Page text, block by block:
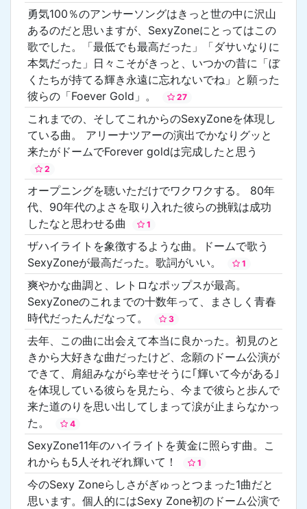
勇気100％のアンサーソングはきっと世の中に沢山
あるのだと思いますが、SexyZoneにとってはこの
歌でした。「最低でも最高だった」「ダサいなりに
本気だった」日々こそがきっと、いつかの昔に「ぼ
くたちが持てる輝き永遠に忘れないでね」と願った
彼らの「Foever Gold」。
27
これまでの、そしてこれからのSexyZoneを体現し
ている曲。 アリーナツアーの演出でかなりグッと
来たがドームでForever goldは完成したと思う
2
オープニングを聴いただけでワクワクする。 80年
代、90年代のよさを取り入れた彼らの挑戦は成功
したなと思わせる曲
1
ザハイライトを象徴するような曲。ドームで歌う
SexyZoneが最高だった。歌詞がいい。
1
爽やかな曲調と、レトロなポップスが最高。
SexyZoneのこれまでの十数年って、まさしく青春
時代だったんだなって。
3
去年、この曲に出会えて本当に良かった。初見のと
きから大好きな曲だったけど、念願のドーム公演が
できて、肩組みながら幸せそうに｢輝いて今がある｣
を体現している彼らを見たら、今まで彼らと歩んで
来た道のりを思い出してしまって涙が止まらなかっ
た。
4
SexyZone11年のハイライトを黄金に照らす曲。こ
れからも5人それぞれ輝いて！
1
今のSexy Zoneらしさがぎゅっとつまった1曲だと
思います。個人的にはSexy Zone初のドーム公演で